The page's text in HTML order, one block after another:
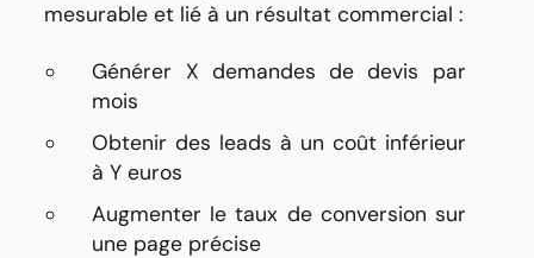
mesurable et lié à un résultat commercial :
Générer X demandes de devis par
mois
Obtenir des leads à un coût inférieur
à Y euros
Augmenter le taux de conversion sur
une page précise